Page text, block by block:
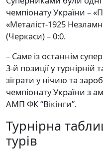
чемпіонату України –
«Металіст-1925
(Черкаси) – 0:0.
– Саме із останнім
3-й позиції у турнірній
зіграти у нічию та
чемпіонату України з
АМП ФК “Вікінги”.
Турнірна
турів